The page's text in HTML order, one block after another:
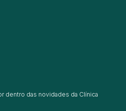
dentro das novidades da Clínica